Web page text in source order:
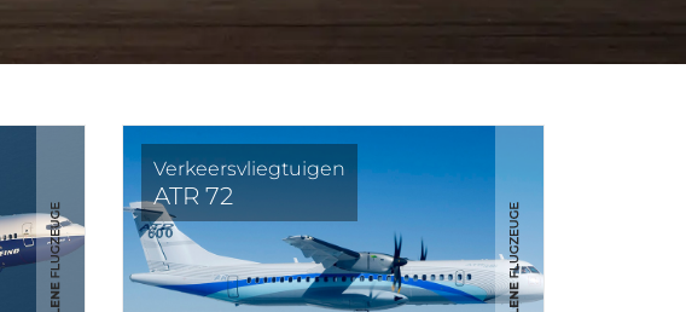
Verkeersvliegtuigen
ATR 72